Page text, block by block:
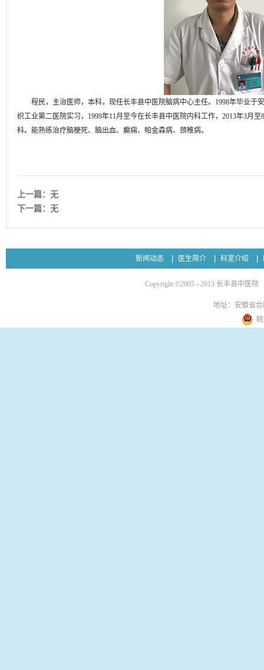
程民，主治医师，本科，现任长丰县中医院脑病中心主任。1998年毕业于
织工业第二医院实习，1999年11月至今在长丰县中医院内科工作，2013年3月
科。能熟练治疗脑梗死、脑出血、癫痫、帕金森病、颈椎病。
上一篇：无
下一篇：无
新闻动态 医生简介 科室介绍
Copyright ©2005 - 2013 长丰县中医院
地址：安徽省